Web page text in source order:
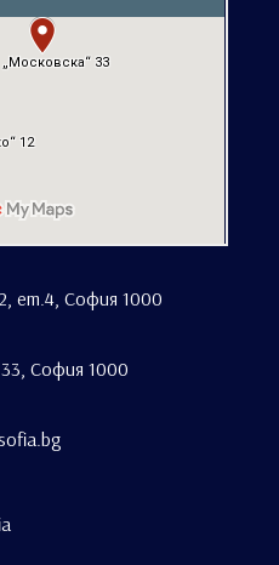
ет.4, София 1000
София 1000